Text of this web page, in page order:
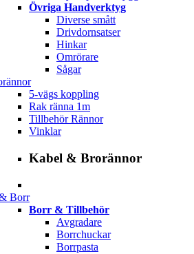
Övriga Handverktyg
Diverse smått
Drivdornsatser
Hinkar
Omrörare
Sågar
5-vägs koppling
Rak ränna 1m
Tillbehör Rännor
Vinklar
Kabel & Brorännor
Borr
Borr & Tillbehör
Avgradare
Borrchuckar
Borrpasta